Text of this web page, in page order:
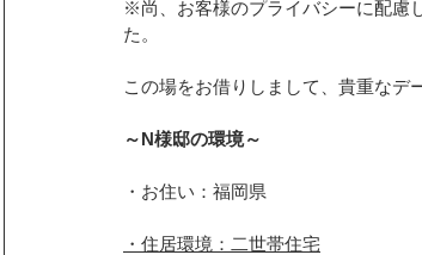
折版屋根に施工 和瓦屋根に施工
※尚、お客様のプライバシーに配慮
た。
この場をお借りしまして、貴重なデ
～N様邸の環境～
・お住い：福岡県
・住居環境：二世帯住宅